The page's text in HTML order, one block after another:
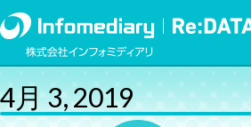
4月 3, 2019